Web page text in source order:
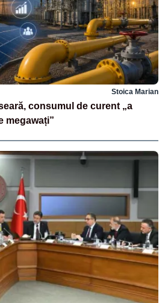
Stoica Marian
consumul de curent „a
megawați”